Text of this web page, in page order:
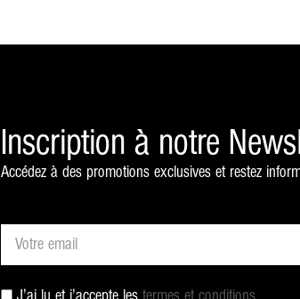
Inscription à notre
Accédez à des promotions exclusives et restez